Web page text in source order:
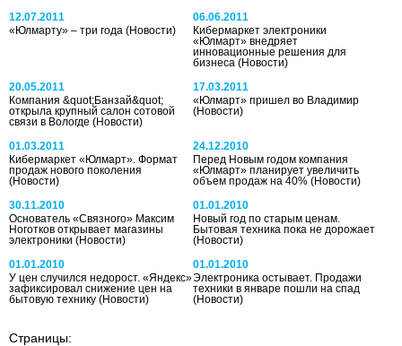
12.07.2011
«Юлмарту» – три года (Новости)
06.06.2011
Кибермаркет электроники
«Юлмарт» внедряет
инновационные решения для
бизнеса(Новости)
20.05.2011
Компания &quot;Банзай&quot;
открыла крупный салон сотовой
связи в Вологде (Новости)
17.03.2011
«Юлмарт» пришел во Владимир
(Новости)
01.03.2011
Кибермаркет «Юлмарт». Формат
продаж нового поколения
(Новости)
24.12.2010
Перед Новым годом компания
«Юлмарт» планирует увеличить
объем продаж на 40%(Новости)
30.11.2010
Основатель «Связного» Максим
Ноготков открывает магазины
электроники (Новости)
01.01.2010
Новый год по старым ценам.
Бытовая техника пока не дорожает
(Новости)
01.01.2010
У цен случился недорост. «Яндекс»
зафиксировал снижение цен на
бытовую технику (Новости)
01.01.2010
Электроника остывает. Продажи
техники в январе пошли на спад
(Новости)
Страницы: